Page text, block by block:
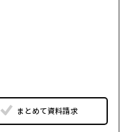
まとめて資料請求